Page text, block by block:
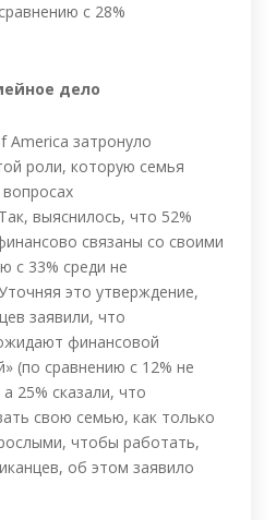
с 28%
дело
America затронуло
роли, которую семья
выяснилось, что 52%
связаны со своими
с 33% среди не
это утверждение,
заявили, что
финансовой
(по сравнению с 12% не
25% сказали, что
свою семью, как только
чтобы работать,
об этом заявило